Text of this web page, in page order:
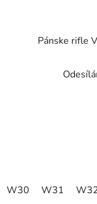
Pánske rifle
W30 W31